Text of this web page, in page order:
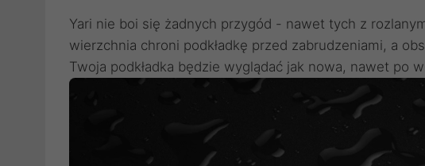
Yari nie boi się żadnych przygód - nawet tych z
wierzchnia chroni podkładkę przed zabrudzeniami, a
Twoja podkładka będzie wyglądać jak nowa, nawet po